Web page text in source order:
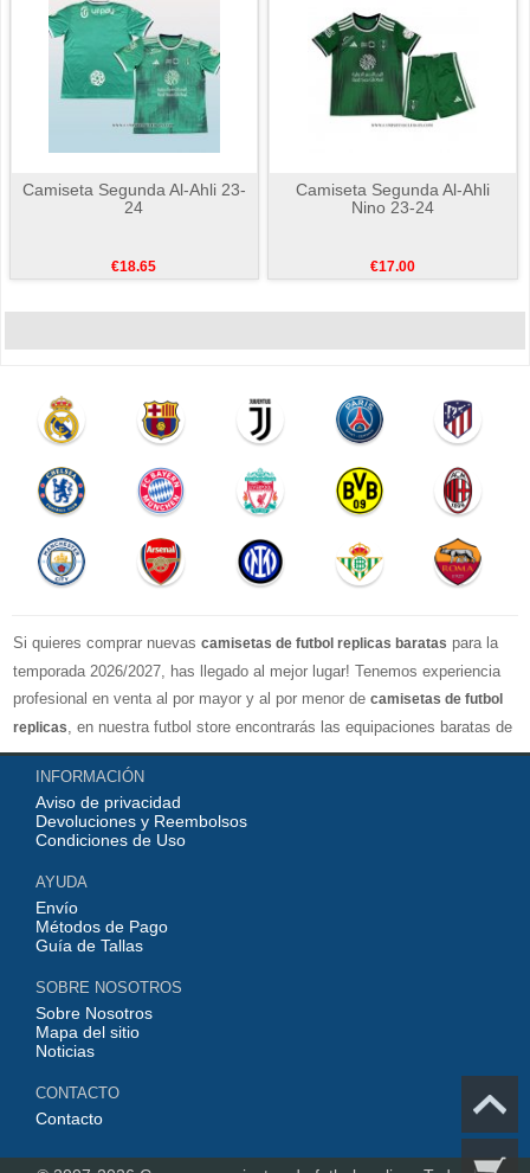
Camiseta Segunda Al-Ahli 23-
24
€18.65
Camiseta Segunda Al-Ahli
Nino 23-24
€17.00
Si quieres comprar nuevas camisetas de futbol replicas baratas para la
temporada 2026/2027, has llegado al mejor lugar! Tenemos experiencia
profesional en venta al por mayor y al por menor de camisetas de futbol
replicas
, en nuestra futbol store encontrarás las equipaciones baratas de
los clubes más importantes y los equipos nacionales más fuertes del
mundo, nuestro jersey es directamente de fábrica, lo que garantiza que la
serie de camisetas tenga una calidad numerosa, completa y excelente
con una variedad de estilos confiable, Actualizar rápidamente las
Barcelona, real madrid jersey, Atletico de Madrid shirt, camiseta
Manchester United...etc! Nuestra misión es ofrecer a los fanáticos del
fútbol los mejores precios y equipaciones de futbol de calidad perfecta,
INFORMACIÓN
Aviso de privacidad
Devoluciones y Reembolsos
Condiciones de Uso
AYUDA
Envío
Métodos de Pago
Guía de Tallas
SOBRE NOSOTROS
Sobre Nosotros
Mapa del sitio
Noticias
CONTACTO
Contacto